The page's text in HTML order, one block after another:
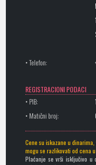
• Telefon:
REGISTRACIONI PODACI
• PIB:
• Matični broj:
Cene su iskazane u
mogu se razlikovati od cena
Plaćanje se vrši isključivo u